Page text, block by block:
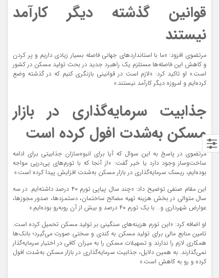
قوانین گذشته دیگر کارآمد
نیستند
مرتضوی افزود: «ما با استانداردهای جهانی فاصله بسیار زیادی داریم و پر کردن
و کاهش این فاصله‌ها مستلزم یک راهبرد جدید در بحث تولید مسکن در کشور
است.» او تاکید کرد: «لازم است در قوانینی بازنگری کنیم که در گذشته وضع
کرده‌ایم و امروزه دیگر کارآمد نیستند.»
جذابیت سرمایه‌گذاری در بازار
مسکن به‌شدت افول کرده است
مرتضوی در پاسخ به این سوال که آیا برای انبوه‌سازان جذابیتی برای ادامه
ساخت‌وساز وجود دارد یا خیر گفت: «از آنجا که با تورم‌های پی‌درپی مواجه
بوده‌ایم، ریسک سرمایه‌گذاری در بازار مسکن به‌شدت افزایش پیدا کرده است.»
این مقام صنفی توضیح داد: «چند سال پیاپی تورم ۴۰ درصد داشته‌ایم. در سه
سال متوالی در بخش هزینه تهیه مصالح ساختمان، دستمزدها، صدور مجوزها،
عوارض شهرداری و… با یک تورم ۴۰ درصد و بیش از آن روبه‌رو بوده‌ایم.»
او اضافه کرد: «این تورم هزینه‌های سنگینی بر تولید مسکن تحمیل کرده است.
تامین منابع مالی برای تولید مسکن به کندی و سختی صورت می‌گیرد؛ بانک‌ها
همکاری لازم را ندارند و تسهیلات مسکن را به میزان کافی در اختیار سرمایه‌گذار
نمی‌گذارند. به همین دلایل، جذابیت سرمایه‌گذاری در بازار مسکن به‌شدت افول
کرده و رو به کاهش است.»